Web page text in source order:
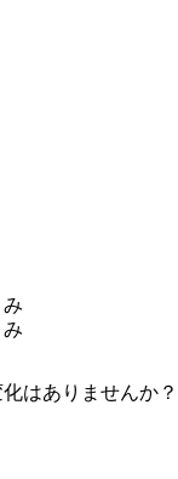
はありませんか？